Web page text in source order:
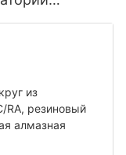
оборудование